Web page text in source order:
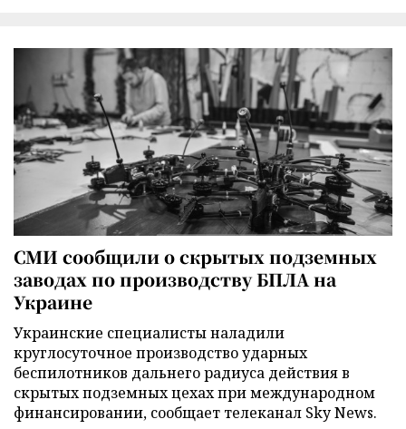
СМИ сообщили о скрытых подземных
заводах по производству БПЛА на
Украине
Украинские специалисты наладили
круглосуточное производство ударных
беспилотников дальнего радиуса действия в
скрытых подземных цехах при международном
финансировании, сообщает телеканал Sky News.